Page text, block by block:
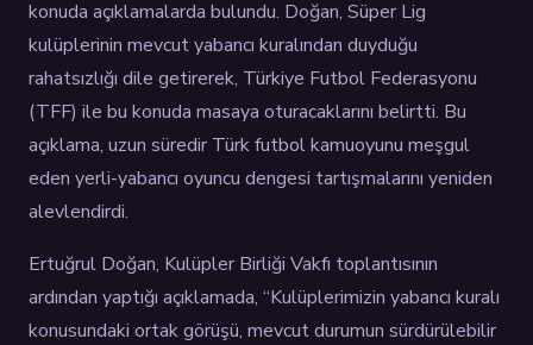
konuda açıklamalarda bulundu. Doğan, Süper Lig
kulüplerinin mevcut yabancı kuralından duyduğu
rahatsızlığı dile getirerek, Türkiye Futbol Federasyonu
(TFF) ile bu konuda masaya oturacaklarını belirtti. Bu
açıklama, uzun süredir Türk futbol kamuoyunu meşgul
eden yerli-yabancı oyuncu dengesi tartışmalarını yeniden
alevlendirdi.
Ertuğrul Doğan, Kulüpler Birliği Vakfı toplantısının
ardından yaptığı açıklamada, “Kulüplerimizin yabancı kuralı
konusundaki ortak görüşü, mevcut durumun sürdürülebilir